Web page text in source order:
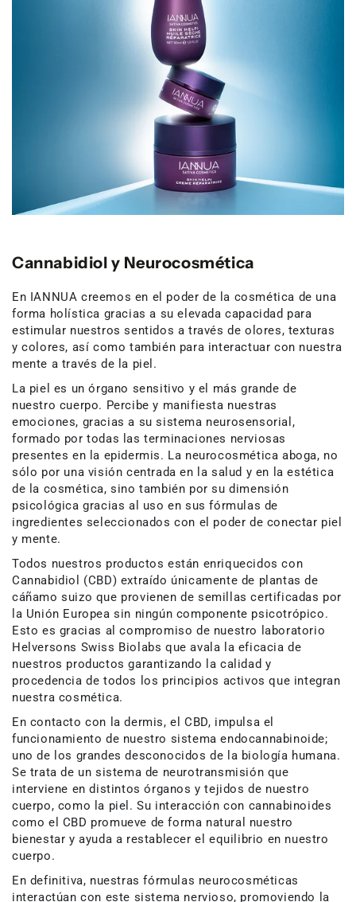
Cannabidiol y Neurocosmética
En IANNUA creemos en el poder de la cosmética de una
forma holística gracias a su elevada capacidad para
estimular nuestros sentidos a través de olores, texturas
y colores, así como también para interactuar con nuestra
mente a través de la piel.
La piel es un órgano sensitivo y el más grande de
nuestro cuerpo. Percibe y manifiesta nuestras
emociones, gracias a su sistema neurosensorial,
formado por todas las terminaciones nerviosas
presentes en la epidermis. La neurocosmética aboga, no
sólo por una visión centrada en la salud y en la estética
de la cosmética, sino también por su dimensión
psicológica gracias al uso en sus fórmulas de
ingredientes seleccionados con el poder de conectar piel
y mente.
Todos nuestros productos están enriquecidos con
Cannabidiol (CBD) extraído únicamente de plantas de
cáñamo suizo que provienen de semillas certificadas por
la Unión Europea sin ningún componente psicotrópico.
Esto es gracias al compromiso de nuestro laboratorio
Helversons Swiss Biolabs que avala la eficacia de
nuestros productos garantizando la calidad y
procedencia de todos los principios activos que integran
nuestra cosmética.
En contacto con la dermis, el CBD, impulsa el
funcionamiento de nuestro sistema endocannabinoide;
uno de los grandes desconocidos de la biología humana.
Se trata de un sistema de neurotransmisión que
interviene en distintos órganos y tejidos de nuestro
cuerpo, como la piel. Su interacción con cannabinoides
como el CBD promueve de forma natural nuestro
bienestar y ayuda a restablecer el equilibrio en nuestro
cuerpo.
En definitiva, nuestras fórmulas neurocosméticas
interactúan con este sistema nervioso, promoviendo la